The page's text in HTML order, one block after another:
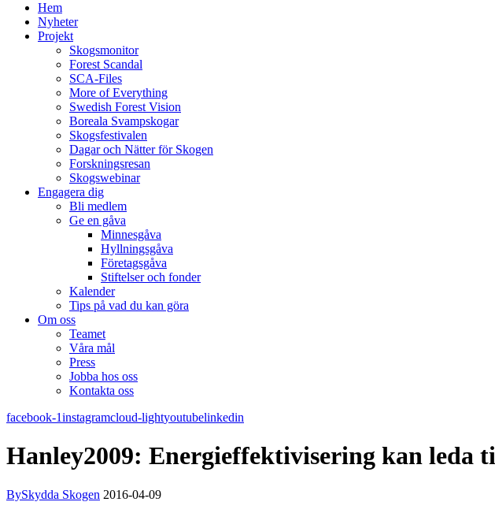
Hem
Nyheter
Projekt
Skogsmonitor
Forest Scandal
SCA-Files
More of Everything
Swedish Forest Vision
Boreala Svampskogar
Skogsfestivalen
Dagar och Nätter för Skogen
Forskningsresan
Skogswebinar
Engagera dig
Bli medlem
Ge en gåva
Minnesgåva
Hyllningsgåva
Företagsgåva
Stiftelser och fonder
Kalender
Tips på vad du kan göra
Om oss
Teamet
Våra mål​
Press
Jobba hos oss
Kontakta oss
facebook-1instagramcloud-lightyoutubelinkedin
Hanley2009: Energieffektivisering kan leda
BySkydda Skogen 2016-04-09